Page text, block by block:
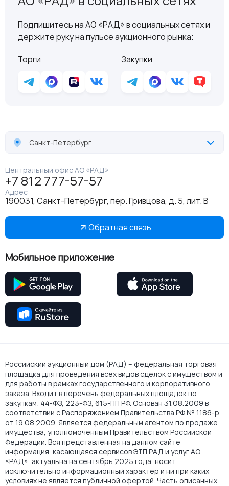
Подпишитесь на АО «РАД» в социальных сетях и
держите руку на пульсе аукционного рынка:
Торги
Закупки
Санкт-Петербург
Центральный офис АО «РАД»
+7 812 777-57-57
Адрес
190031, Санкт-Петербург, пер. Гривцова, д. 5, лит. В
Обратная связь
Мобильное приложение
Российский аукционный дом (РАД) – федеральная торговая
площадка для проведения всех видов сделок с имуществом и
для работы в рамках государственного и корпоративного
заказа. Входит в перечень федеральных площадок по
закупкам: 44-ФЗ, 223-ФЗ, 615-ПП РФ. Основан 31.08.2009 в
соответствии с Распоряжением Правительства РФ № 1186-р
от 19.08.2009. Является федеральным агентом по продаже
имущества, уполномоченным Правительством Российской
Федерации. Вся представленная на данном сайте
информация, касающаяся сервисов ЭТП РАД и услуг АО
«РАД», актуальна на сентябрь 2025 года, носит
исключительно информационный характер и ни при каких
условиях не является публичной офертой. Часть описанных